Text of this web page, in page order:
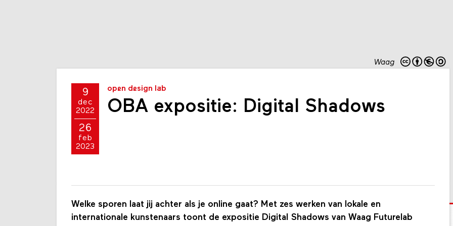
Waag
9
dec
2022
26
feb
2023
open design lab
OBA expositie: Digital Shadows
Welke sporen laat jij achter als je online gaat? Met zes werken van lokale en
internationale kunstenaars toont de expositie Digital Shadows van Waag Futurelab